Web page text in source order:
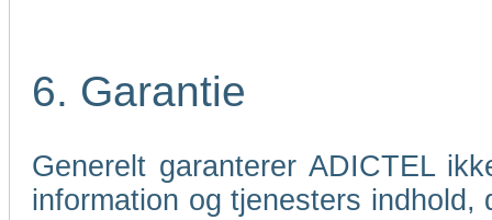
6. Garantie
Generelt garanterer ADICTEL
information og tjenesters